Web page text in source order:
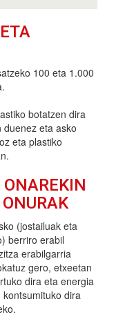
100 eta 1.000
botatzen dira
eta asko
eta plastiko
(jostailuak eta
berriro erabil
erabilgarria
gero, etxeetan
dira eta energia
dira